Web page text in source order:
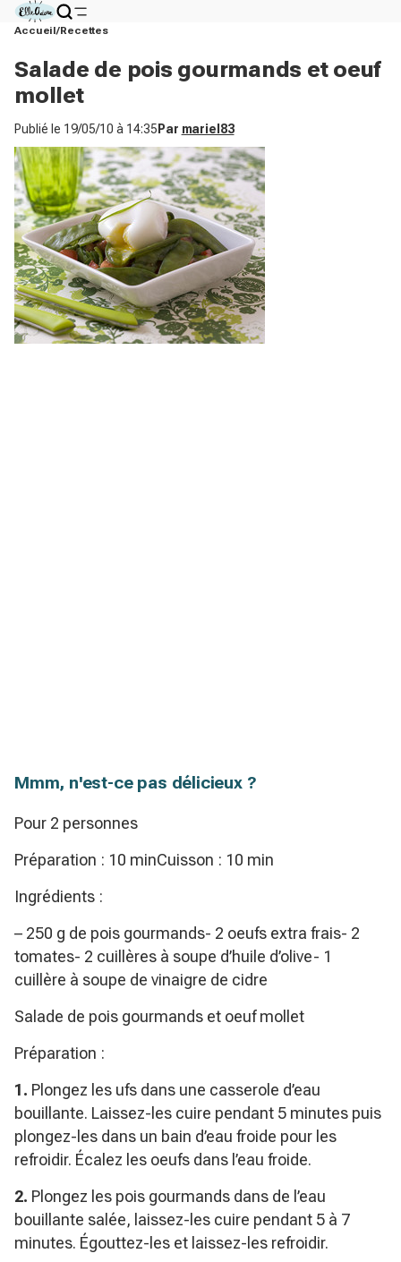
Accueil Recettes
Salade de pois gourmands et oeuf
mollet
Publié le 19/05/10 à 14:35 Par mariel83
Mmm, n'est-ce pas délicieux ?
Pour 2 personnes
Préparation : 10 minCuisson : 10 min
Ingrédients :
– 250 g de pois gourmands- 2 oeufs extra frais- 2
tomates- 2 cuillères à soupe d’huile d’olive- 1
cuillère à soupe de vinaigre de cidre
Salade de pois gourmands et oeuf mollet
Préparation :
1. Plongez les ufs dans une casserole d’eau
bouillante. Laissez-les cuire pendant 5 minutes puis
plongez-les dans un bain d’eau froide pour les
refroidir. Écalez les oeufs dans l’eau froide.
2. Plongez les pois gourmands dans de l’eau
bouillante salée, laissez-les cuire pendant 5 à 7
minutes. Égouttez-les et laissez-les refroidir.